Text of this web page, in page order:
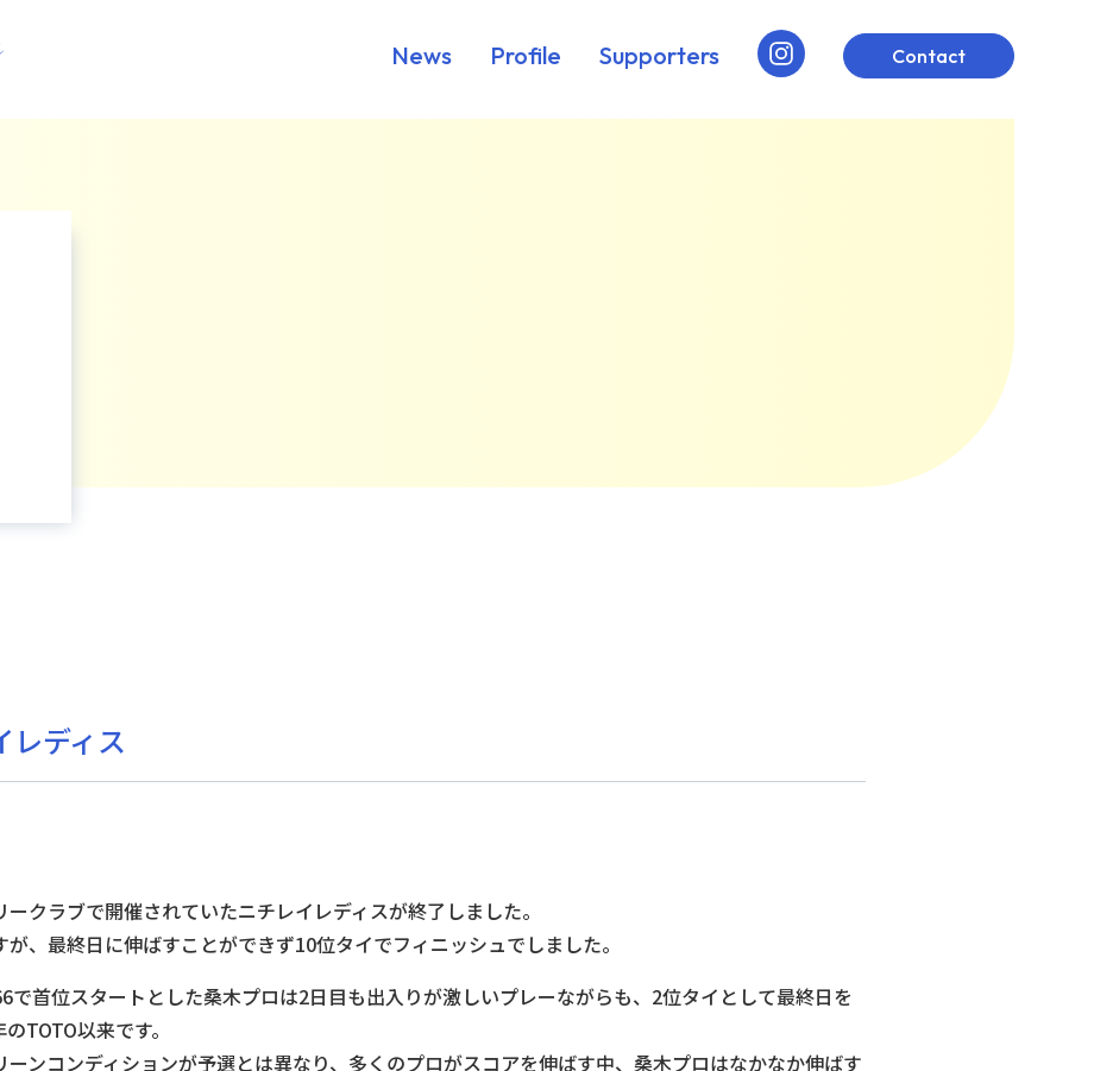
News Profile Supporters Contact
レディス
クラブで開催されていたニチレイレディスが終了しました。
、最終日に伸ばすことができず10位タイでフィニッシュでしました。
で首位スタートとした桑木プロは2日目も出入りが激しいプレーながらも、2位タイとして最終日を
TOTO以来です。
ーンコンディションが予選とは異なり、多くのプロがスコアを伸ばす中、桑木プロはなかなか伸ばす